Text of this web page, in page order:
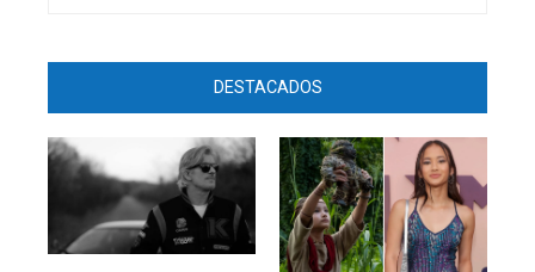
DESTACADOS